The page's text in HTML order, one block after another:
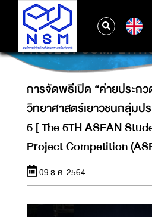
การจัดพิธีเปิด “ค่ายป
วิทยาศาสตร์เยาวชนกลุ่มปร
[ THE 5TH ASEAN
PROJECT
การจัดพิธีเปิด “ค่ายประกว
วิทยาศาสตร์เยาวชนกลุ่มป
5 [ The 5TH ASEAN
Project Competition
09 ธ.ค. 2564